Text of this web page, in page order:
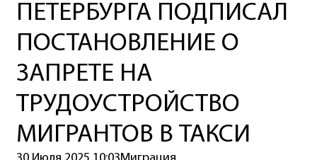
ПЕТЕРБУРГА ПОДПИСАЛ
ПОСТАНОВЛЕНИЕ О
ЗАПРЕТЕ НА
ТРУДОУСТРОЙСТВО
МИГРАНТОВ В ТАКСИ